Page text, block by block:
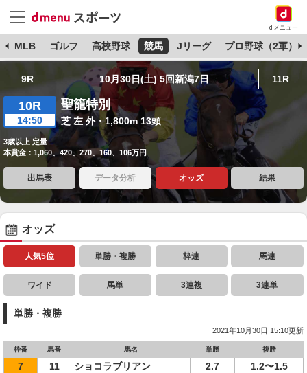
dメニュー
MLB ゴルフ 高校野球 競馬 Jリーグ プロ野球（2軍）
9R 10月30日(土) 5回新潟7日 11R
10R
14:50
聖籠特別
芝 左 外・1,800m 13頭
3歳以上 定量
本賞金：1,060、420、270、160、106万円
出馬表 データ分析 オッズ 結果
オッズ
人気5位 単勝・複勝 枠連 馬連
ワイド 馬単 3連複 3連単
単勝・複勝
2021年10月30日 15:10更新
枠番 馬番 馬名 単勝 複勝
7 11 ショコラブリアン 2.7
1.2〜1.5